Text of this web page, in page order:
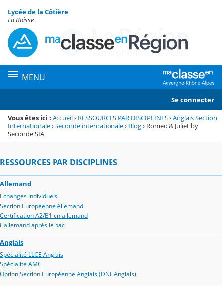
Menu de la rubrique
Contenu
Lycée de la Côtière
La Boisse
MENU
Se connecter
Vous êtes ici : Accueil› RESSOURCES PAR DISCIPLINES›Anglais Section
Internationale›Seconde internationale› Blog› Romeo & Juliet by
Seconde SIA
RESSOURCES PAR DISCIPLINES
Allemand
Echanges individuels
Section Européenne Allemand
Certification A2/B1 en allemand
L'allemand après le bac
Anglais
Spécialité LLCE Anglais
Spécialité AMC
Option Section Européenne Anglais (DNL Anglais)